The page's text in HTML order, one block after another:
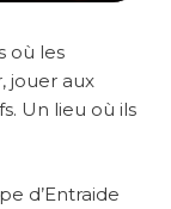
où les
jouer aux
Un lieu où ils
d’Entraide